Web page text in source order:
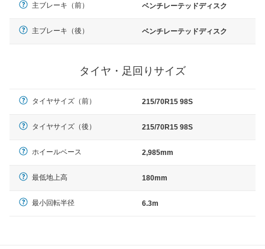
主ブレーキ（前） ベンチレーテッドディスク
主ブレーキ（後） ベンチレーテッドディスク
タイヤ・足回りサイズ
タイヤサイズ（前） 215/70R15 98S
タイヤサイズ（後） 215/70R15 98S
ホイールベース 2,985mm
最低地上高 180mm
最小回転半径 6.3m